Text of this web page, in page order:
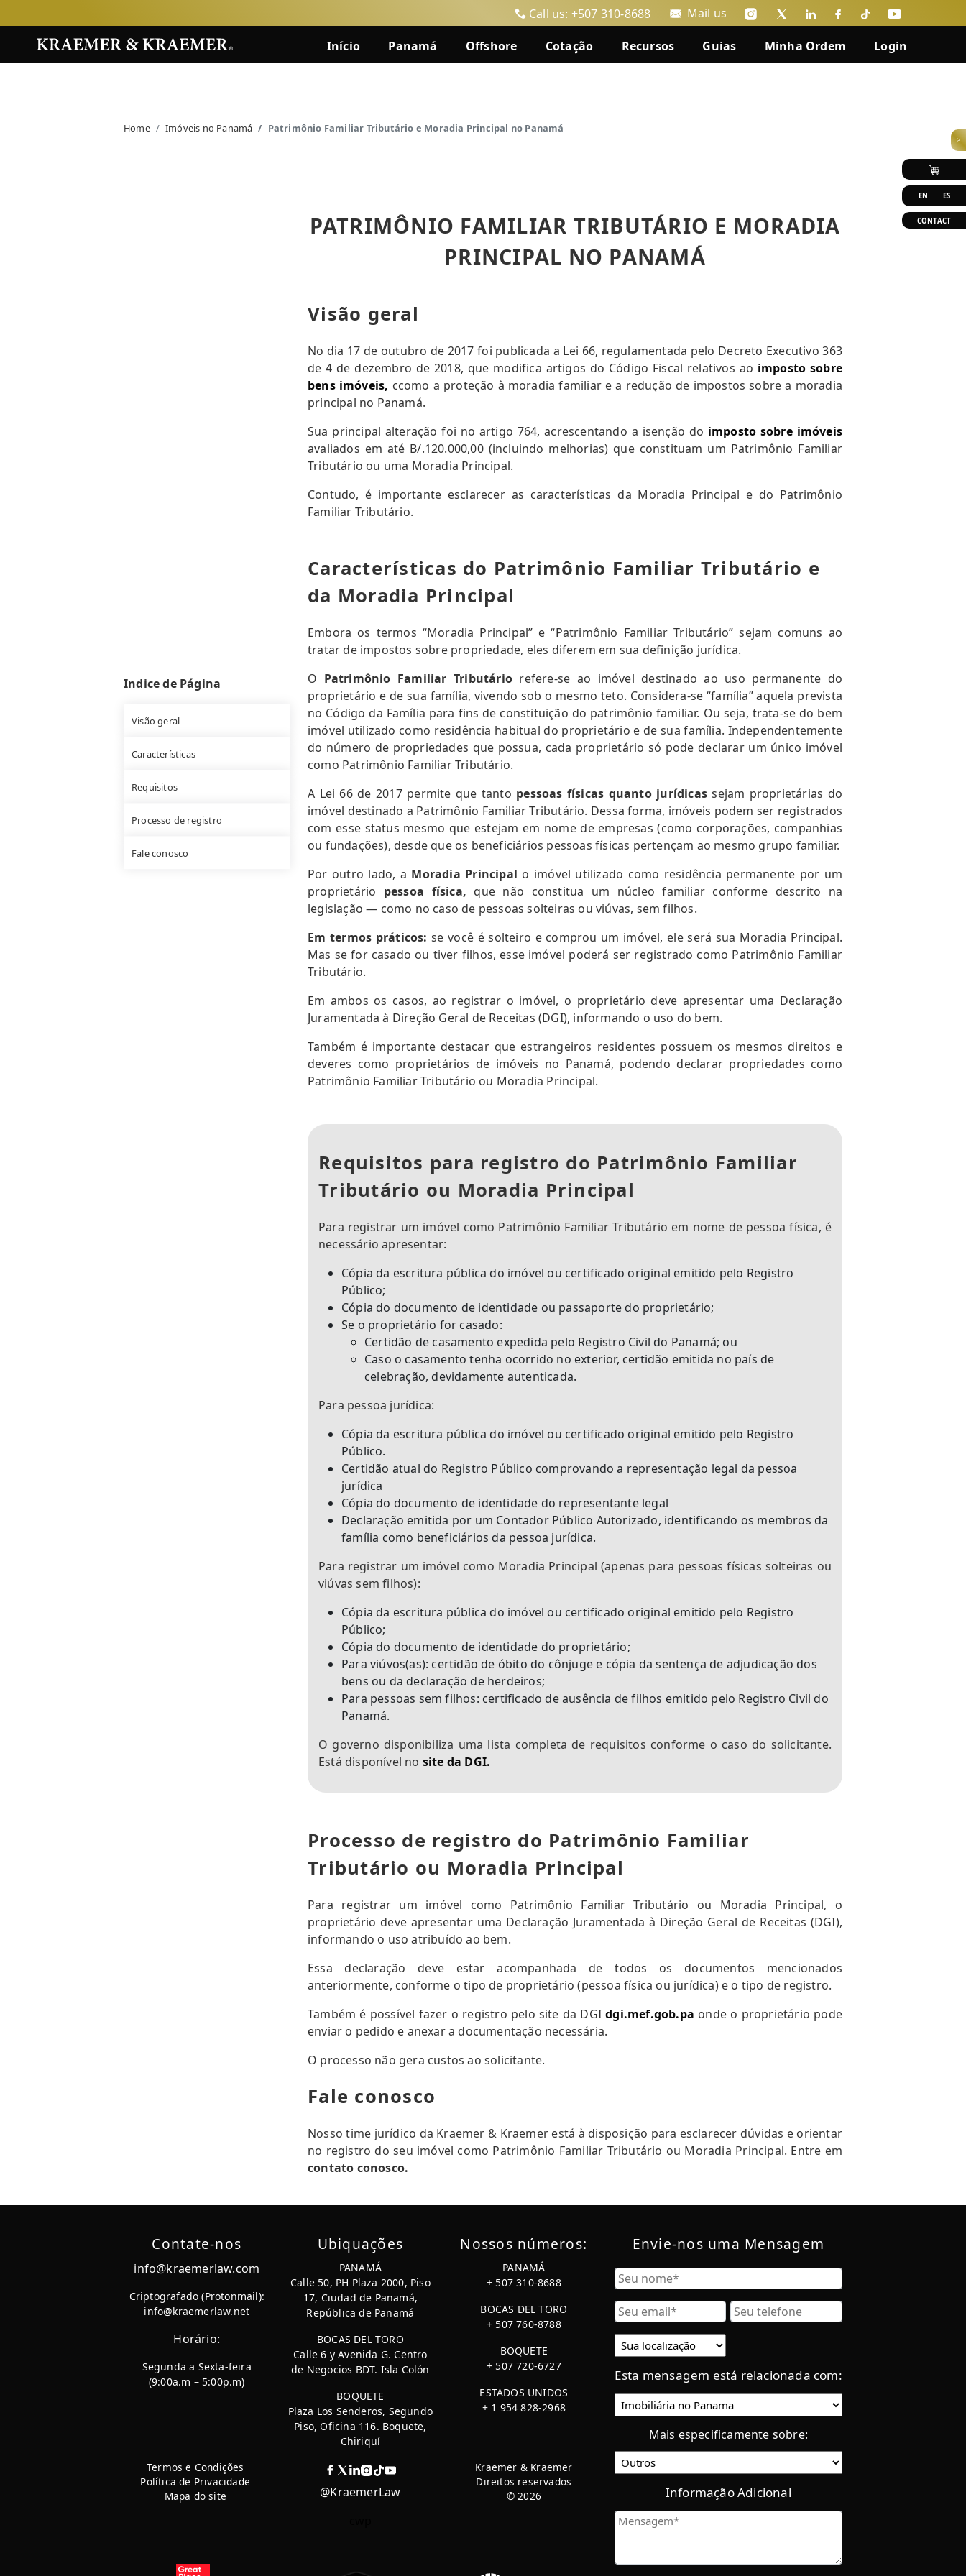
Call us: +507 310-8688 Mail us
Início Panamá Offshore Cotação Recursos Guias Minha Ordem Login
>
EN ES
CONTACT
Home Imóveis no Panamá Patrimônio Familiar Tributário e Moradia Principal no Panamá
Indice de Página
Visão geral
Características
Requisitos
Processo de registro
Fale conosco
PATRIMÔNIO FAMILIAR TRIBUTÁRIO E MORADIA
PRINCIPAL NO PANAMÁ
Visão geral
No dia 17 de outubro de 2017 foi publicada a Lei 66, regulamentada pelo Decreto Executivo 363
de 4 de dezembro de 2018, que modifica artigos do Código Fiscal relativos ao imposto sobre
bens imóveis, ccomo a proteção à moradia familiar e a redução de impostos sobre a moradia
principal no Panamá.
Sua principal alteração foi no artigo 764, acrescentando a isenção do imposto sobre imóveis
avaliados em até B/.120.000,00 (incluindo melhorias) que constituam um Patrimônio Familiar
Tributário ou uma Moradia Principal.
Contudo, é importante esclarecer as características da Moradia Principal e do Patrimônio
Familiar Tributário.
Características do Patrimônio Familiar Tributário e
da Moradia Principal
Embora os termos “Moradia Principal” e “Patrimônio Familiar Tributário” sejam comuns ao
tratar de impostos sobre propriedade, eles diferem em sua definição jurídica.
O Patrimônio Familiar Tributário refere-se ao imóvel destinado ao uso permanente do
proprietário e de sua família, vivendo sob o mesmo teto. Considera-se “família” aquela prevista
no Código da Família para fins de constituição do patrimônio familiar. Ou seja, trata-se do bem
imóvel utilizado como residência habitual do proprietário e de sua família. Independentemente
do número de propriedades que possua, cada proprietário só pode declarar um único imóvel
como Patrimônio Familiar Tributário.
A Lei 66 de 2017 permite que tanto pessoas físicas quanto jurídicassejam proprietárias do
imóvel destinado a Patrimônio Familiar Tributário. Dessa forma, imóveis podem ser registrados
com esse status mesmo que estejam em nome de empresas (como corporações, companhias
ou fundações), desde que os beneficiários pessoas físicas pertençam ao mesmo grupo familiar.
Por outro lado, a Moradia Principal o imóvel utilizado como residência permanente por um
proprietário pessoa física, que não constitua um núcleo familiar conforme descrito na
legislação — como no caso de pessoas solteiras ou viúvas, sem filhos.
Em termos práticos: se você é solteiro e comprou um imóvel, ele será sua Moradia Principal.
Mas se for casado ou tiver filhos, esse imóvel poderá ser registrado como Patrimônio Familiar
Tributário.
Em ambos os casos, ao registrar o imóvel, o proprietário deve apresentar uma Declaração
Juramentada à Direção Geral de Receitas (DGI), informando o uso do bem.
Também é importante destacar que estrangeiros residentes possuem os mesmos direitos e
deveres como proprietários de imóveis no Panamá, podendo declarar propriedades como
Patrimônio Familiar Tributário ou Moradia Principal.
Requisitos para registro do Patrimônio Familiar
Tributário ou Moradia Principal
Para registrar um imóvel como Patrimônio Familiar Tributário em nome de pessoa física, é
necessário apresentar:
Cópia da escritura pública do imóvel ou certificado original emitido pelo Registro
Público;
Cópia do documento de identidade ou passaporte do proprietário;
Se o proprietário for casado:
Certidão de casamento expedida pelo Registro Civil do Panamá; ou
Caso o casamento tenha ocorrido no exterior, certidão emitida no país de
celebração, devidamente autenticada.
Para pessoa jurídica:
Cópia da escritura pública do imóvel ou certificado original emitido pelo Registro
Público.
Certidão atual do Registro Público comprovando a representação legal da pessoa
jurídica
Cópia do documento de identidade do representante legal
Declaração emitida por um Contador Público Autorizado, identificando os membros da
família como beneficiários da pessoa jurídica.
Para registrar um imóvel como Moradia Principal (apenas para pessoas físicas solteiras ou
viúvas sem filhos):
Cópia da escritura pública do imóvel ou certificado original emitido pelo Registro
Público;
Cópia do documento de identidade do proprietário;
Para viúvos(as): certidão de óbito do cônjuge e cópia da sentença de adjudicação dos
bens ou da declaração de herdeiros;
Para pessoas sem filhos: certificado de ausência de filhos emitido pelo Registro Civil do
Panamá.
O governo disponibiliza uma lista completa de requisitos conforme o caso do solicitante.
Está disponível no site da DGI.
Processo de registro do Patrimônio Familiar
Tributário ou Moradia Principal
Para registrar um imóvel como Patrimônio Familiar Tributário ou Moradia Principal, o
proprietário deve apresentar uma Declaração Juramentada à Direção Geral de Receitas (DGI),
informando o uso atribuído ao bem.
Essa declaração deve estar acompanhada de todos os documentos mencionados
anteriormente, conforme o tipo de proprietário (pessoa física ou jurídica) e o tipo de registro.
Também é possível fazer o registro pelo site da DGIdgi.mef.gob.pa onde o proprietário pode
enviar o pedido e anexar a documentação necessária.
O processo não gera custos ao solicitante.
Fale conosco
Nosso time jurídico da Kraemer & Kraemer está à disposição para esclarecer dúvidas e orientar
no registro do seu imóvel como Patrimônio Familiar Tributário ou Moradia Principal. Entre em
contato conosco.
Contate-nos
info@kraemerlaw.com
Criptografado (Protonmail):
info@kraemerlaw.net
Horário:
Segunda a Sexta-feira
(9:00a.m – 5:00p.m)
Ubiquações
PANAMÁ
Calle 50, PH Plaza 2000, Piso
17, Ciudad de Panamá,
República de Panamá
BOCAS DEL TORO
Calle 6 y Avenida G. Centro
de Negocios BDT. Isla Colón
BOQUETE
Plaza Los Senderos, Segundo
Piso, Oficina 116. Boquete,
Chiriquí
Nossos números:
PANAMÁ
+ 507 310-8688
BOCAS DEL TORO
+ 507 760-8788
BOQUETE
+ 507 720-6727
ESTADOS UNIDOS
+ 1 954 828-2968
@KraemerLaw
Termos e Condições
Política de Privacidade
Mapa do site
Kraemer & Kraemer
Direitos reservados
© 2026
Envie-nos uma Mensagem
Nombre
Nome
Correo
Electrónico
Teléfono
Ubicación
actual:
Esta mensagem está relacionada com:
Categoría
Mais especificamente sobre:
Informação Adicional
Mensaje